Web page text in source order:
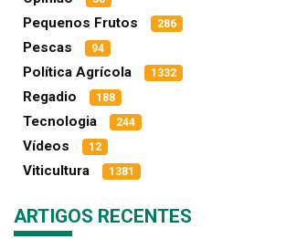
Pequenos Frutos 286
Pescas 94
Política Agrícola 1332
Regadio 188
Tecnologia 244
Vídeos 12
Viticultura 1381
ARTIGOS RECENTES